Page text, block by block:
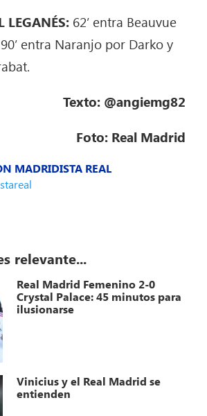
LEGANÉS: 62’ entra Beauvue
entra Naranjo por Darko y
Texto: @angiemg82
Foto: Real Madrid
MADRIDISTA REAL
relevante...
Real Madrid Femenino 2-0
Crystal Palace: 45 minutos para
ilusionarse
Vinicius y el Real Madrid se
entienden